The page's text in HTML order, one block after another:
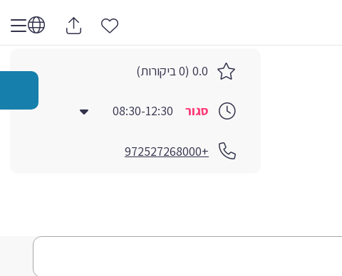
0.0 (0 ביקורות)
סגור 08:30-12:30
+972527268000